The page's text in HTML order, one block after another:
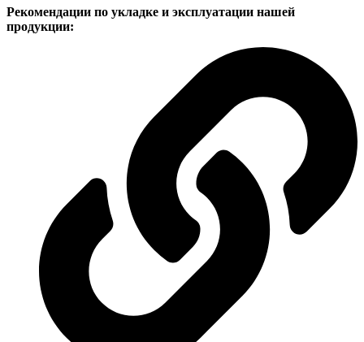
Рекомендации по укладке и эксплуатации нашей
продукции: